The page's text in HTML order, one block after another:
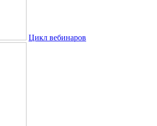
Цикл вебинаров